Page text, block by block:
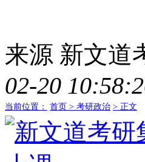
来源 新文道
02-20
当前位置： 首页 > 考研政治 > 正文